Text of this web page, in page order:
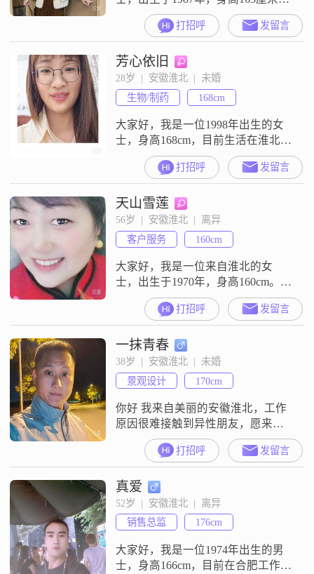
##3002##我拥有大专学历，在一家
普通公司工作，月收入在3001到
5000元之间##3002##我性格温柔体
贴，总是愿意倾听他人的心声，给
予他们关怀和支持##3002##在生活
中，我展现出独立自信的一面，能
够处理各种事务，同时也保持着细
腻敏感的特质，对
打招呼 发留言
芳心依旧
28岁  |  安徽淮北  |  未婚
生物/制药
168cm
大家好，我是一位1998年出生的女
士，身高168cm，目前生活在淮北
##3002##我拥有大学本科学历，在
一家不错的公司工作，月收入在
5001到8000元之间##3002##我性格
开朗，总是爱笑，对待生活乐观积
极，与人相处随和易处##3002##在
我看来，家庭是最重要的，我会把
家庭放在第一位，同时我也追求事
业上的成就，
打招呼 发留言
天山雪莲
56岁  |  安徽淮北  |  离异
客户服务
160cm
大家好，我是一位来自淮北的女
士，出生于1970年，身高160cm。我
性格开朗，总是爱笑，面对生活的
各种挑战，我都能保持乐观积极的
态度。我相信，只有热爱生活，才
能感受到其中的美好。在收入方
面，我每月有3001到5000元的稳定
收入，虽然不算特别高，但足够维
持我舒适的生活，并且我还在努力
提升自己。我学历是高中及以下，
但我并
打招呼 发留言
一抹青春
38岁  |  安徽淮北  |  未婚
景观设计
170cm
你好 我来自美丽的安徽淮北，工作
原因很难接触到异性朋友，愿来到
这里可以遇到那个她，希望你是我
所有诗篇的灵感，也是我未来故事
的唯一主角##3002##
打招呼 发留言
真爱
52岁  |  安徽淮北  |  离异
销售总监
176cm
大家好，我是一位1974年出生的男
士，身高166cm，目前在合肥工作，